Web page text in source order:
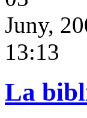
Juny,
13:13
La